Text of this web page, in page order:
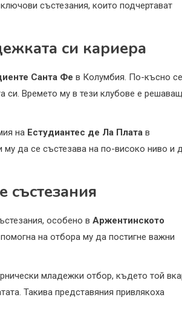
състезания, които подчертават
си кариера
Санта Фе в Колумбия. По-късно се
си. Времето му в тези клубове е
на Естудиантес де Ла Плата в
му да се състезава на по-високо ниво и
състезания
особено в Аржентинското
на отбора му да постигне важни
младежки отбор, където той
Такива представяния привлякоха